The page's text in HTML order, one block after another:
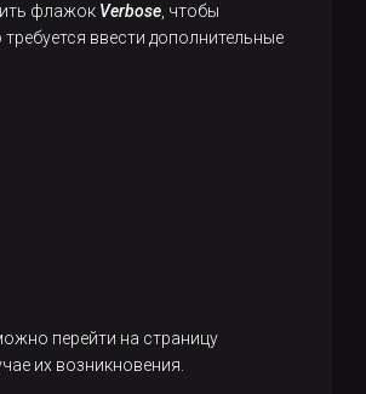
флажок Verbose, чтобы
ввести дополнительные
перейти на страницу
их возникновения.